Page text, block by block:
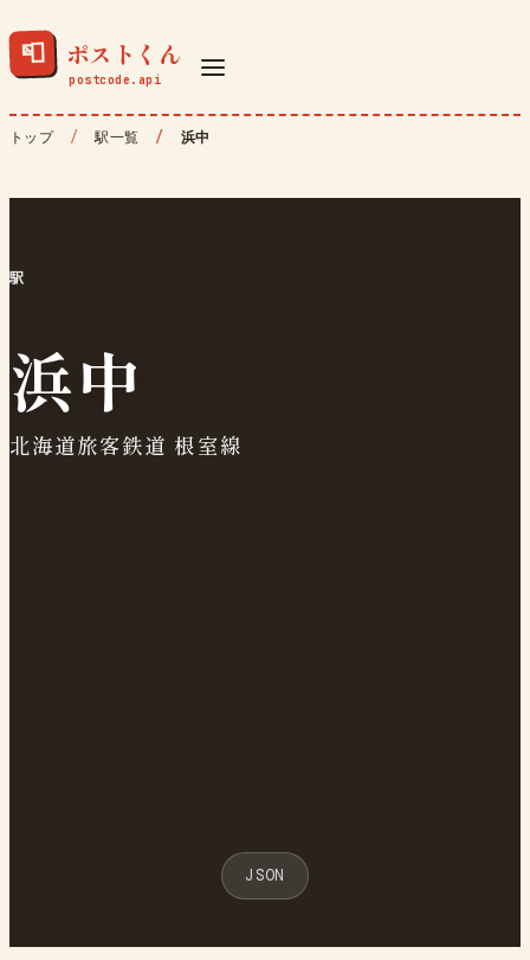
📮 ポストくん
トップ 駅一覧 浜中
駅
浜中
北海道旅客鉄道 根室線
JSON